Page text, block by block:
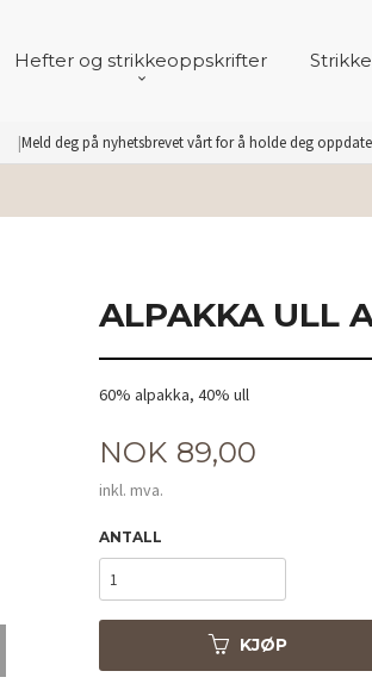
Meld deg på nyhetsbrevet vårt for å holde deg
Hefter og strikkeoppskrifter
ALPAKKA ULL
60% alpakka, 40% ull
Pris
NOK 89,00
inkl. mva.
ANTALL
KJØP